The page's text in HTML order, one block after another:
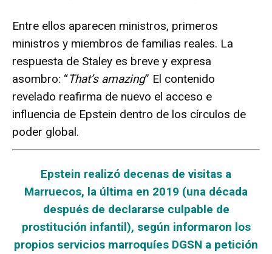
Entre ellos aparecen ministros, primeros
ministros y miembros de familias reales. La
respuesta de Staley es breve y expresa
asombro: “That’s amazing” El contenido
revelado reafirma de nuevo el acceso e
influencia de Epstein dentro de los círculos de
poder global.
Epstein realizó decenas de visitas a
Marruecos, la última en 2019 (una década
después de declararse culpable de
prostitución infantil), según informaron los
propios servicios marroquíes DGSN a petición